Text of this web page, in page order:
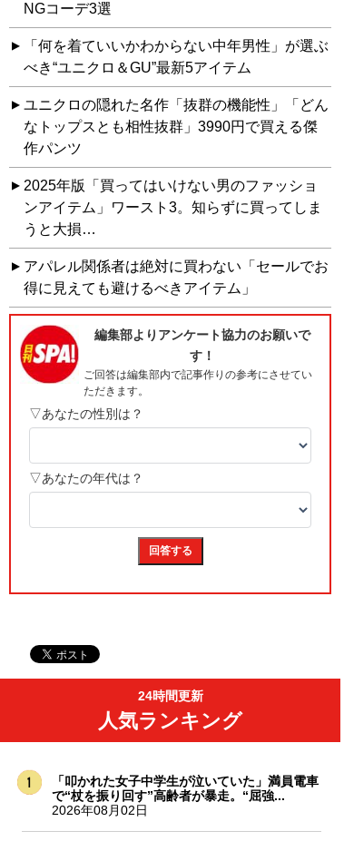
NGコーデ3選
「何を着ていいかわからない中年男性」が選ぶ
べき“ユニクロ＆GU”最新5アイテム
ユニクロの隠れた名作「抜群の機能性」「どん
なトップスとも相性抜群」3990円で買える傑
作パンツ
2025年版「買ってはいけない男のファッショ
ンアイテム」ワースト3。知らずに買ってしま
うと大損…
アパレル関係者は絶対に買わない「セールでお
得に見えても避けるべきアイテム」
24時間更新
人気ランキング
「叩かれた女子中学生が泣いていた」満員電車
で“杖を振り回す”高齢者が暴走。“屈強...
2026年08月02日